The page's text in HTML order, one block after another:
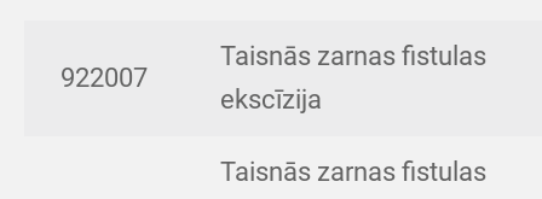
922007
Taisnās zarnas fistulas
ekscīzija
Taisnās zarnas fistulas